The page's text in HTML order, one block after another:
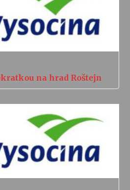
na hrad Roštejn